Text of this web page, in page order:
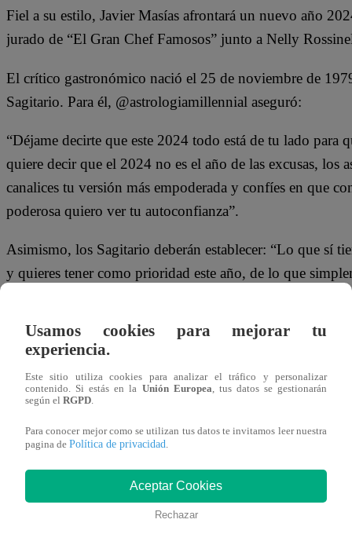
Fiel a su estilo, Javier Masías afrontará un nuevo año
jurado de “El Gran Chef Famosos” junto a Nelly
El crítico gastronómico nació el 25 de noviembre de
Sagitario. Para él, @astrologiamillennial aseguró:
“Déjame decirte que este 2024 todo está de tu lado
quiere decir que el 2024 no es el año de las excusas, los
canalices tu versión más empoderada y confíes en que
poderosa quiero ver tu autoconfianza”.
Asimismo, los Sagitario deberán establecer: “Lo que sí
y quieres tener como prioridad este año, de lo que
imparable’”.
Ver esta publicación en Instagram
data-instgrm-version="14" style=" background:#FFF;
0 rgba(0,0,0,0.5),0 1px 10px 0 rgba(0,0,0,0.15);
padding:0; width:99.375%; width:-webkit-calc(100% -
Usamos cookies para mejorar tu
experiencia.
Este sitio utiliza cookies para analizar el tráfico y personalizar
contenido. Si estás en la Unión Europea, tus datos se gestionarán
según el RGPD.
Para conocer mejor como se utilizan tus datos te invitamos leer nuestra
pagina de Política de privacidad.
Aceptar Cookies
Rechazar